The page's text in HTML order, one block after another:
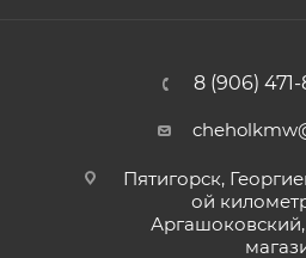
8 (906)
Пятигорск,
ой